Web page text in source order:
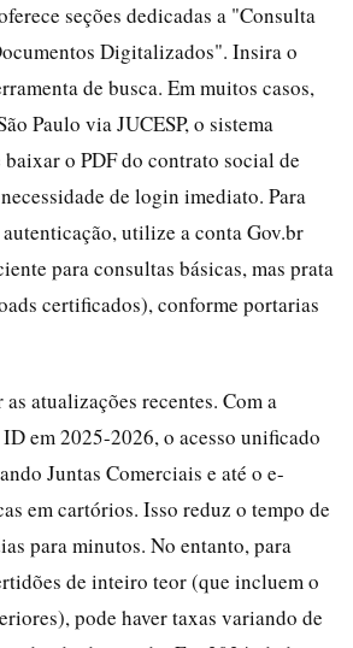
seções dedicadas a "Consulta
Digitalizados". Insira o
de busca. Em muitos casos,
Paulo via JUCESP, o sistema
o PDF do contrato social de
de login imediato. Para
utilize a conta Gov.br
para consultas básicas, mas prata
certificados), conforme portarias
atualizações recentes. Com a
em 2025-2026, o acesso unificado
Juntas Comerciais e até o e-
em cartórios. Isso reduz o tempo de
para minutos. No entanto, para
de inteiro teor (que incluem o
pode haver taxas variando de